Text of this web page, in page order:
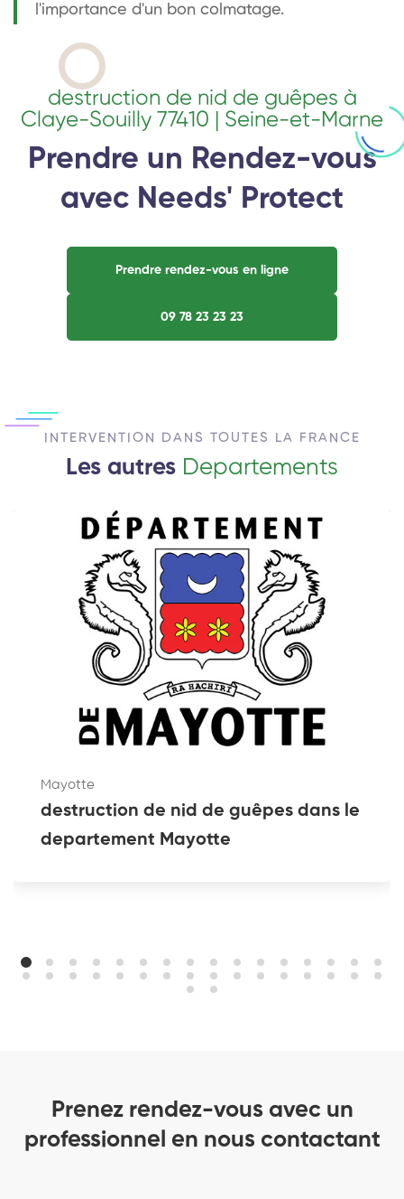
l'importance d'un bon colmatage.
destruction de nid de guêpes à
Claye-Souilly 77410 | Seine-et-Marne
Prendre un Rendez-vous
avec Needs' Protect
Prendre rendez-vous en ligne
09 78 23 23 23
INTERVENTION DANS TOUTES LA FRANCE
Les autres Departements
Mayotte
destruction de nid de guêpes dans le
departement Mayotte
Prenez rendez-vous avec un
professionnel en nous contactant